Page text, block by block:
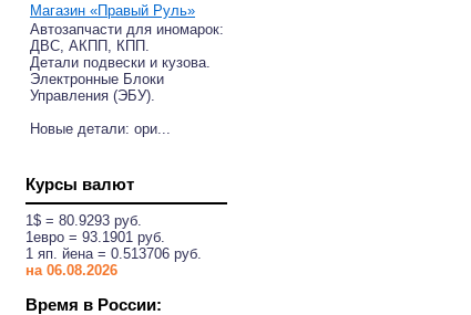
Магазин «Правый Руль»
Автозапчасти для иномарок:
ДВС, АКПП, КПП.
Детали подвески и кузова.
Электронные Блоки
Управления (ЭБУ).
Новые детали: ори...
Курсы валют
1$ = 80.9293 руб.
1eвро = 93.1901 руб.
1 яп. йена = 0.513706 руб.
на 06.08.2026
Время в России: